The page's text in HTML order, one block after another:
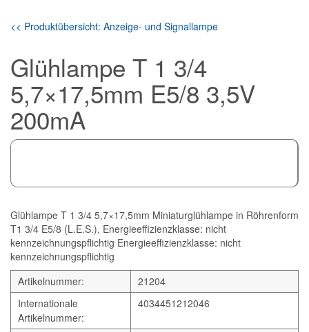
<< Produktübersicht: Anzeige- und Signallampe
Glühlampe T 1 3/4
5,7×17,5mm E5/8 3,5V
200mA
Glühlampe T 1 3/4 5,7×17,5mm Miniaturglühlampe in Röhrenform
T1 3/4 E5/8 (L.E.S.), Energieeffizienzklasse: nicht
kennzeichnungspflichtig Energieeffizienzklasse: nicht
kennzeichnungspflichtig
Artikelnummer:
21204
Internationale
Artikelnummer:
4034451212046